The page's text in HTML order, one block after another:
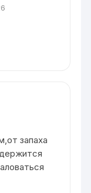
запаха